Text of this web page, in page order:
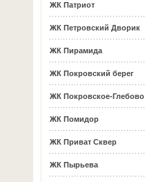
ЖК Патриот
ЖК Петровский Дворик
ЖК Пирамида
ЖК Покровский берег
ЖК Покровское-Глебово
ЖК Помидор
ЖК Приват Сквер
ЖК Пырьева